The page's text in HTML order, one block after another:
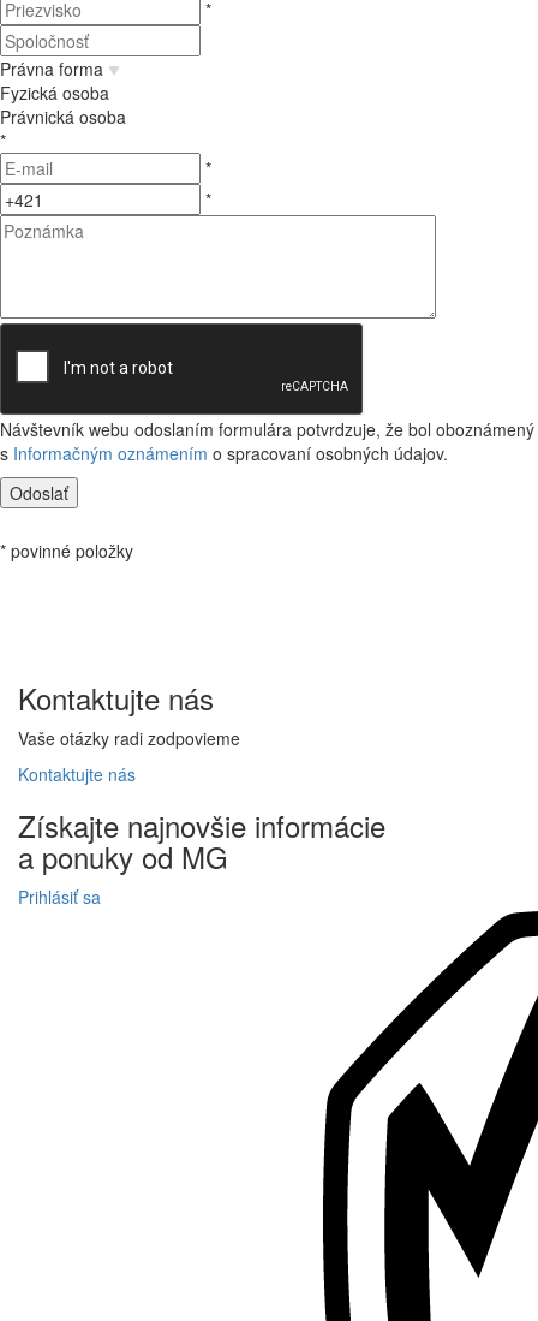
*
Právna forma
Fyzická osoba
Právnická osoba
*
*
*
Návštevník webu odoslaním formulára potvrdzuje, že bol oboznámený
s Informačným oznámením o spracovaní osobných údajov.
Odoslať
* povinné položky
Kontaktujte nás
Vaše otázky radi zodpovieme
Kontaktujte nás
Získajte najnovšie informácie
a ponuky od MG
Prihlásiť sa